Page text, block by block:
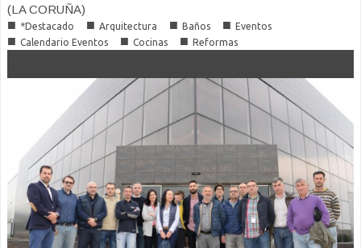
(LA CORUÑA)
■ *Destacado ■ Arquitectura ■ Baños ■ Eventos
■ Calendario Eventos ■ Cocinas ■ Reformas